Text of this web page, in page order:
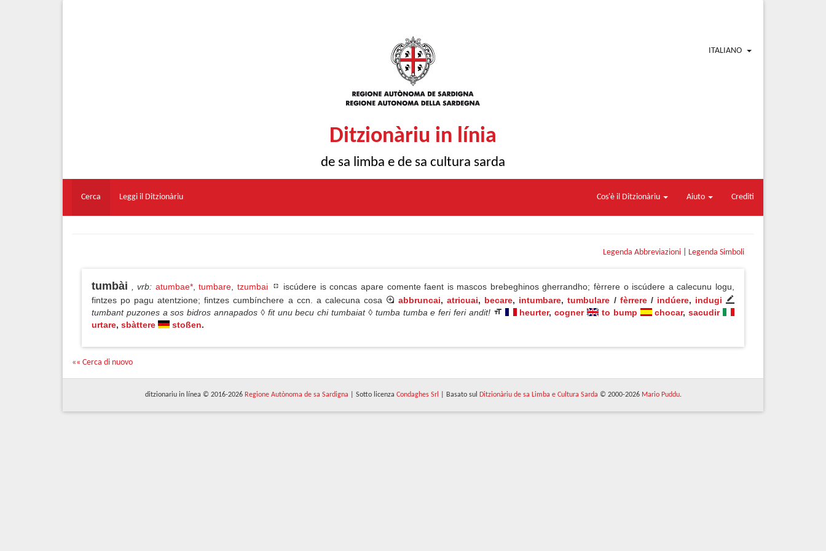
ITALIANO
Ditzionàriu in línia
de sa limba e de sa cultura sarda
Cerca Leggi il Ditzionàriu Cos'è il Ditzionàriu Aiuto Crediti
Legenda Abbreviazioni Legenda Simboli
tumbài , vrb: atumbae*,tumbare tzumbai
iscúdere is concas apare comente faent is mascos brebeghinos gherrandho; fèrrere o iscúdere a calecunu logu,
fintzes po pagu atentzione; fintzes cumbínchere a ccn. a calecuna cosa
abbruncai,atricuai, becare, intumbare,tumbulare / fèrrere / indúere, indugi
tumbant puzones a sos bidros annapados ◊ fit unu becu chi tumbaiat ◊ tumba tumba e feri feri andit!
heurter, cogner to bump chocar, sacudir
urtare, sbàttere stoßen.
«« Cerca di nuovo
ditzionariu in línea © 2016-2026 Regione Autònoma de sa Sardigna | Sotto licenza Condaghes Srl | Basato sul Ditzionàriu de sa Limba e Cultura Sarda © 2000-2026 Mario Puddu.